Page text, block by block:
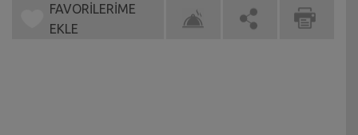
FAVORİLERİME
EKLE